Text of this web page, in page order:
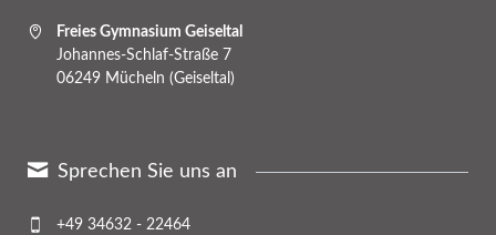
Freies Gymnasium Geiseltal
Johannes-Schlaf-Straße 7
06249 Mücheln (Geiseltal)
Sprechen Sie uns an
+49 34632 - 22464